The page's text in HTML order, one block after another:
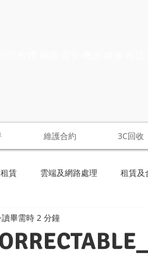
印-軟體-網路-資安-機房-維修-租賃
維護合約 3C回收
賃 雲端及網路處理 租賃及
讀畢需時 2 分鐘